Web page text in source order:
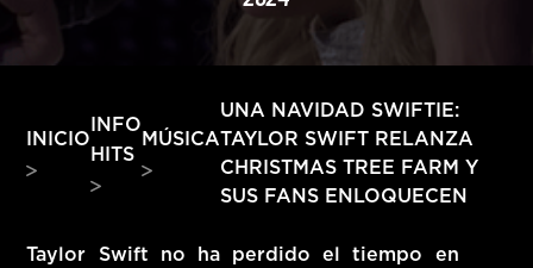
HITS
INICIO
INFO
HITS
MÚSICA
UNA NAVIDAD SWIFTIE:
TAYLOR SWIFT RELANZA
CHRISTMAS TREE FARM Y
SUS FANS ENLOQUECEN
Taylor Swift no ha perdido el tiempo en